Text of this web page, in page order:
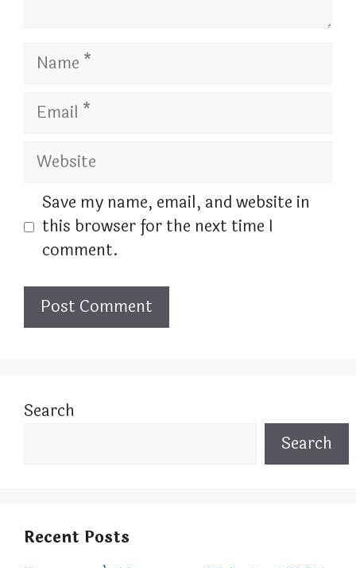
Name
Email
Website
Save my name, email, and website in
this browser for the next time I
comment.
Search
Search
Recent Posts